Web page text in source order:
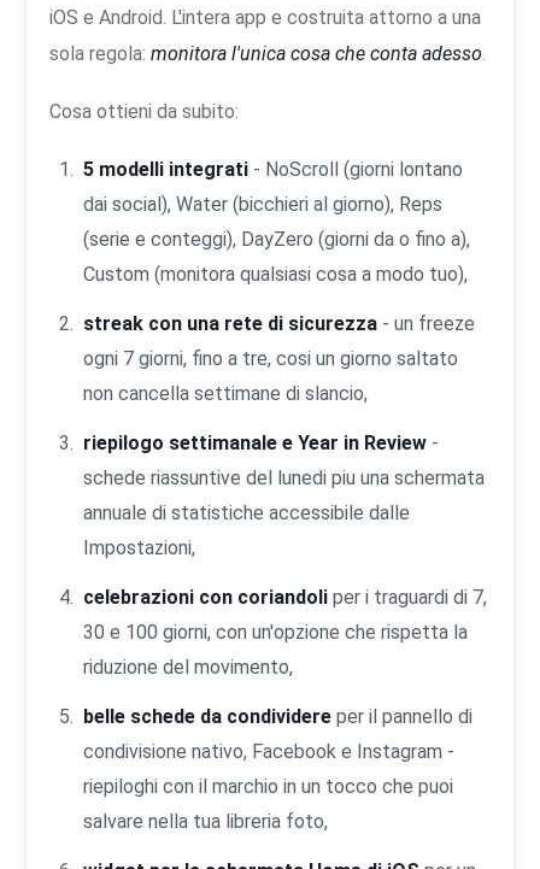
iOS e Android. L'intera app e costruita attorno a una
sola regola: monitora l'unica cosa che conta adesso
Cosa ottieni da subito:
5 modelli integrati - NoScroll (giorni lontano
dai social), Water (bicchieri al giorno), Reps
(serie e conteggi), DayZero (giorni da o fino a),
Custom (monitora qualsiasi cosa a modo tuo),
streak con una rete di sicurezza - un freeze
ogni 7 giorni, fino a tre, cosi un giorno saltato
non cancella settimane di slancio,
riepilogo settimanale e Year in Review -
schede riassuntive del lunedi piu una schermata
annuale di statistiche accessibile dalle
Impostazioni,
celebrazioni con coriandoli per i traguardi di 7,
30 e 100 giorni, con un'opzione che rispetta la
riduzione del movimento,
belle schede da condividere per il pannello di
condivisione nativo, Facebook e Instagram -
riepiloghi con il marchio in un tocco che puoi
salvare nella tua libreria foto,